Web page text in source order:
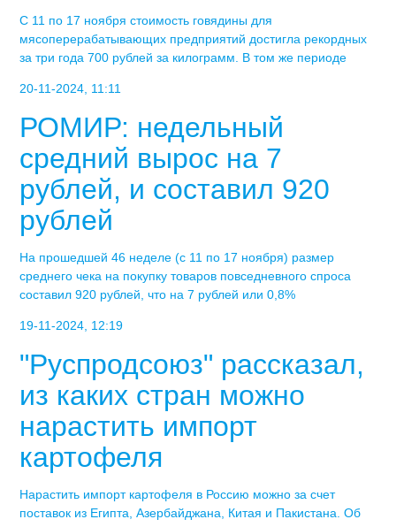
С 11 по 17 ноября стоимость говядины для
мясоперерабатывающих предприятий достигла рекордных
за три года 700 рублей за килограмм. В том же периоде
20-11-2024, 11:11
РОМИР: недельный
средний вырос на 7
рублей, и составил 920
рублей
На прошедшей 46 неделе (с 11 по 17 ноября) размер
среднего чека на покупку товаров повседневного спроса
составил 920 рублей, что на 7 рублей или 0,8%
19-11-2024, 12:19
"Руспродсоюз" рассказал,
из каких стран можно
нарастить импорт
картофеля
Нарастить импорт картофеля в Россию можно за счет
поставок из Египта, Азербайджана, Китая и Пакистана. Об